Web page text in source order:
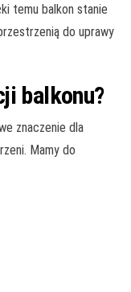
temu balkon stanie
do uprawy
balkonu?
znaczenie dla
Mamy do